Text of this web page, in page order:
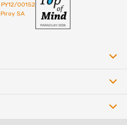
PY12/00152
Piroy SA